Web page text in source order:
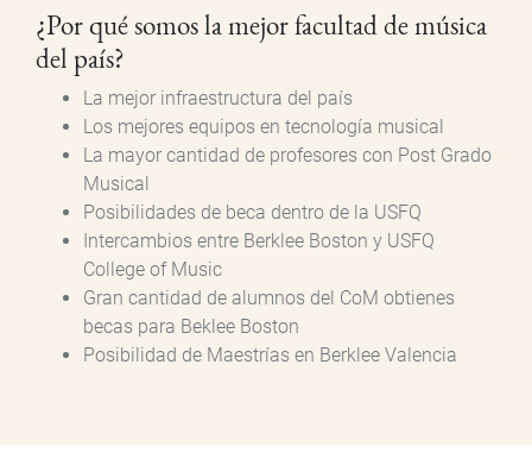
¿Por qué somos la mejor facultad de música
del país?
La mejor infraestructura del país
Los mejores equipos en tecnología musical
La mayor cantidad de profesores con Post Grado
Musical
Posibilidades de beca dentro de la USFQ
Intercambios entre Berklee Boston y USFQ
College of Music
Gran cantidad de alumnos del CoM obtienes
becas para Beklee Boston
Posibilidad de Maestrías en Berklee Valencia